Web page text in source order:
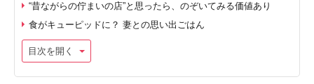
“昔ながらの佇まいの店”と思ったら、のぞいてみる価値あり
食がキューピッドに？ 妻との思い出ごはん
目次を開く